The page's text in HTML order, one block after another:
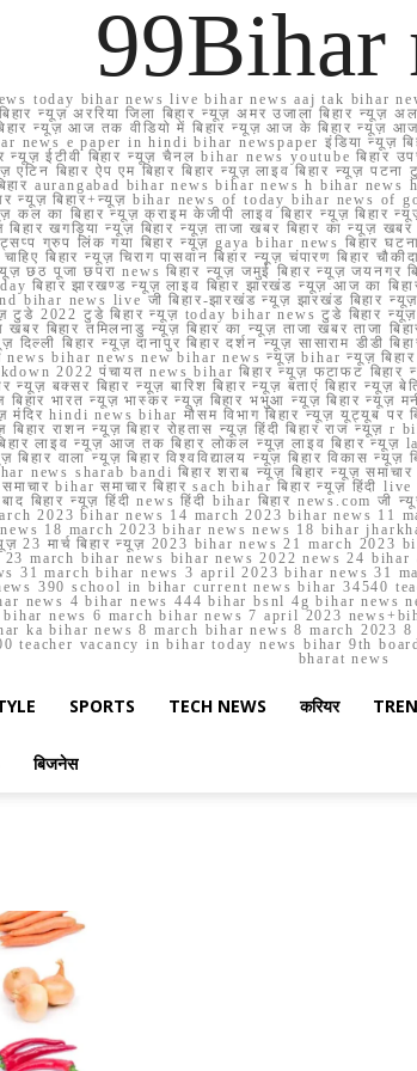
99Bihar
today bihar news live bihar news aaj tak bihar
न्यूज़ अररिया जिला बिहार न्यूज़ अमर उजाला बिहार
न्यूज़ आज तक वीडियो में बिहार न्यूज़ आज के बिहार न्यूज़ आज
news e paper in hindi bihar newspaper इंडिया न्यूज़
न्यूज़ ईटीवी बिहार न्यूज़ चैनल bihar news youtube बिहार
बिहार ऐप एम बिहार बिहार न्यूज़ लाइव बिहार न्यूज़
बिहार aurangabad bihar news bihar news h bihar
न्यूज़ बिहार+न्यूज़ bihar news of today bihar
का बिहार न्यूज़ क्राइम केजीपी लाइव बिहार न्यूज़ बिहार
खगड़िया न्यूज़ बिहार न्यूज़ ताजा खबर बिहार का न्यूज़
ग्रुप लिंक गया बिहार न्यूज़ gaya bihar news
बिहार न्यूज़ चिराग पासवान बिहार न्यूज़ चंपारण बिहार
पूजा छपरा news बिहार न्यूज़ जमुई बिहार न्यूज़ जयनगर
बिहार झारखण्ड न्यूज़ लाइव बिहार झारखंड न्यूज़ आज का
news live जी बिहार-झारखंड न्यूज़ झारखंड बिहार न्यूज़
टुडे 2022 टुडे बिहार न्यूज़ today bihar news टुडे
बिहार तमिलनाडु न्यूज़ बिहार का न्यूज़ ताजा खबर ताजा
बिहार न्यूज़ दानापुर बिहार दर्शन न्यूज़ सासाराम डीडी
news bihar news new bihar news न्यूज़ bihar न्यूज़
2022 पंचायत news bihar बिहार न्यूज़ फटाफट
न्यूज़ बक्सर बिहार न्यूज़ बारिश बिहार न्यूज़ बताएं बिहार
बिहार भारत न्यूज़ भास्कर न्यूज़ बिहार भभुआ न्यूज़ बिहार
मंदिर hindi news bihar मौसम विभाग बिहार न्यूज़ यूट्यूब पर
बिहार राशन न्यूज़ बिहार रोहतास न्यूज़ हिंदी बिहार राज
लाइव न्यूज़ आज तक बिहार लोकल न्यूज़ लाइव बिहार
वाला न्यूज़ बिहार विश्वविद्यालय न्यूज़ बिहार विकास
sharab bandi बिहार शराब न्यूज़ बिहार न्यूज़ समाचार
bihar समाचार बिहार sach bihar बिहार न्यूज़ हिंदी live
बिहार न्यूज़ हिंदी news हिंदी bihar बिहार
2023 bihar news 14 march 2023 bihar news 11
18 march 2023 bihar news news 18 bihar
23 मार्च बिहार न्यूज़ 2023 bihar news 21 march
march bihar news bihar news 2022 news 24
31 march bihar news 3 april 2023 bihar news 31
390 school in bihar current news bihar 34540
news 4 bihar news 444 bihar bsnl 4g bihar
news 6 march bihar news 7 april 2023
ka bihar news 8 march bihar news 8 march
teacher vacancy in bihar today news bihar 9th
bharat news
SPORTS TECH NEWS करियर
बिजनेस